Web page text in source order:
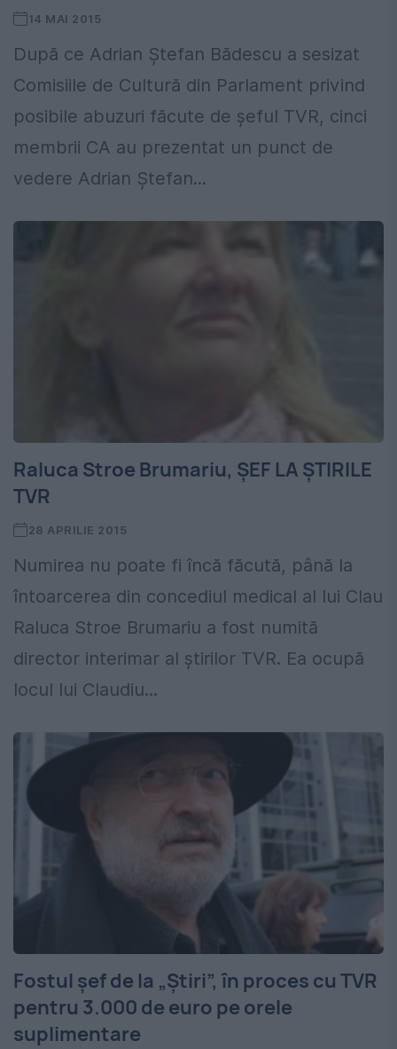
14 MAI 2015
După ce Adrian Ştefan Bădescu a sesizat
Comisiile de Cultură din Parlament privind
posibile abuzuri făcute de șeful TVR, cinci
membrii CA au prezentat un punct de
vedere Adrian Ştefan...
Raluca Stroe Brumariu, ȘEF LA ȘTIRILE
TVR
28 APRILIE 2015
Numirea nu poate fi încă făcută, până la
întoarcerea din concediul medical al lui Clau
Raluca Stroe Brumariu a fost numită
director interimar al știrilor TVR. Ea ocupă
locul lui Claudiu...
Fostul șef de la „Știri”, în proces cu TVR
pentru 3.000 de euro pe orele
suplimentare